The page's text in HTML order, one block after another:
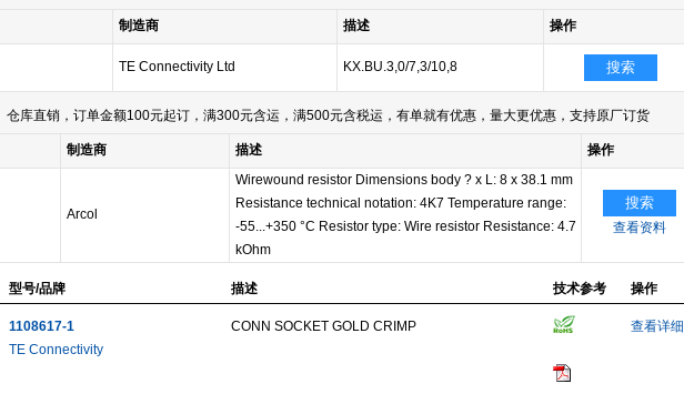
制造商 描述
操作
TE Connectivity Ltd KX.BU.3,0/7,3/10,8 搜索
仓库直销，订单金额100元起订，满300元含运，满500元含税运，有单就有优惠，量大更优惠，支持原厂订货
制造商 描述 操作
Arcol
Wirewound resistor Dimensions body ? x L: 8 x 38.1 mm
Resistance technical notation: 4K7 Temperature range:
-55...+350 °C Resistor type: Wire resistor Resistance: 4.7
kOhm
搜索
查看资料
型号/品牌 描述 技术参考 操作
1108617-1
TE Connectivity
CONN SOCKET GOLD CRIMP 查看详细